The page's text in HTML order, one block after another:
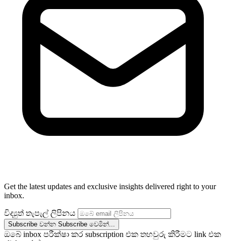
Get the latest updates and exclusive insights delivered right to your
inbox.
විද්‍යුත් තැපැල් ලිපිනය
Subscribe වන්න Subscribe වෙමින්...
ඔබේ inbox පරීක්ෂා කර subscription එක තහවුරු කිරීමට link එක